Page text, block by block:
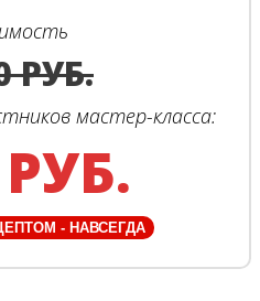
РУБ.
мастер-класса:
- НАВСЕГДА